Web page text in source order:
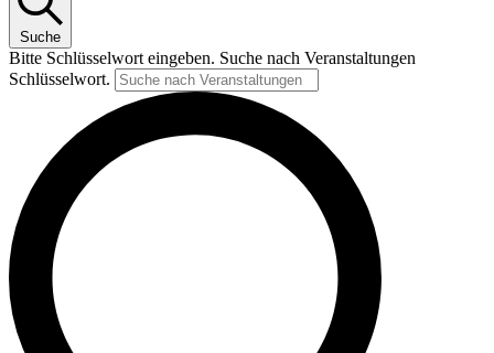
Suche
Bitte Schlüsselwort eingeben. Suche nach Veranstaltungen
Schlüsselwort.